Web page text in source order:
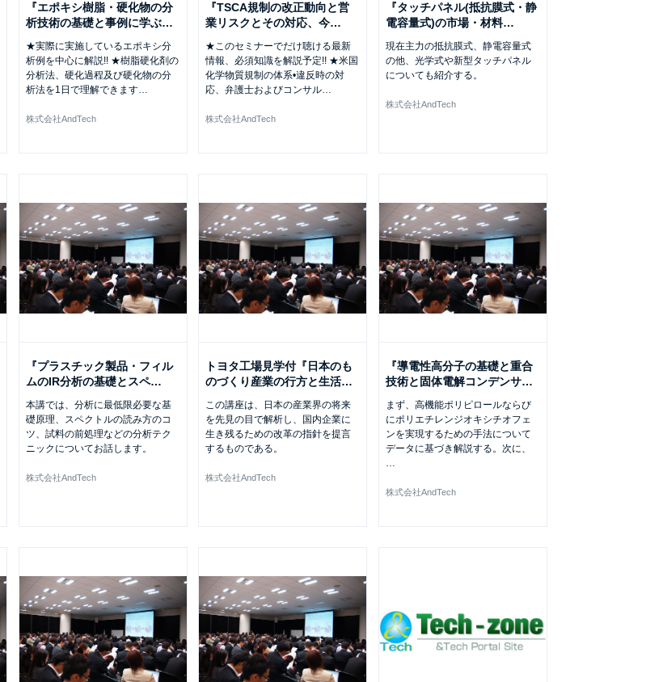
『エポキシ樹脂・硬化物の分
析技術の基礎と事例に学ぶ…
★実際に実施しているエポキシ分
析例を中心に解説!! ★樹脂硬化剤の
分析法、硬化過程及び硬化物の分
析法を1日で理解できます…
株式会社AndTech
『TSCA規制の改正動向と営
業リスクとその対応、今…
★このセミナーでだけ聴ける最新
情報、必須知識を解説予定!! ★米国
化学物質規制の体系•違反時の対
応、弁護士およびコンサル…
株式会社AndTech
『タッチパネル(抵抗膜式・静
電容量式)の市場・材料…
現在主力の抵抗膜式、静電容量式
の他、光学式や新型タッチパネル
についても紹介する。
株式会社AndTech
『プラスチック製品・フィル
ムのIR分析の基礎とスペ…
本講では、分析に最低限必要な基
礎原理、スペクトルの読み方のコ
ツ、試料の前処理などの分析テク
ニックについてお話します。
株式会社AndTech
トヨタ工場見学付『日本のも
のづくり産業の行方と生活…
この講座は、日本の産業界の将来
を先見の目で解析し、国内企業に
生き残るための改革の指針を提言
するものである。
株式会社AndTech
『導電性高分子の基礎と重合
技術と固体電解コンデンサ…
まず、高機能ポリピロールならび
にポリエチレンジオキシチオフェ
ンを実現するための手法について
データに基づき解説する。次に、
…
株式会社AndTech